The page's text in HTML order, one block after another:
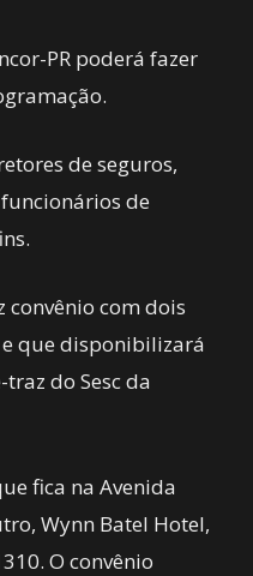
PR poderá fazer
de seguros,
de
convênio com dois
que disponibilizará
do Sesc da
fica na Avenida
Wynn Batel Hotel,
O convênio